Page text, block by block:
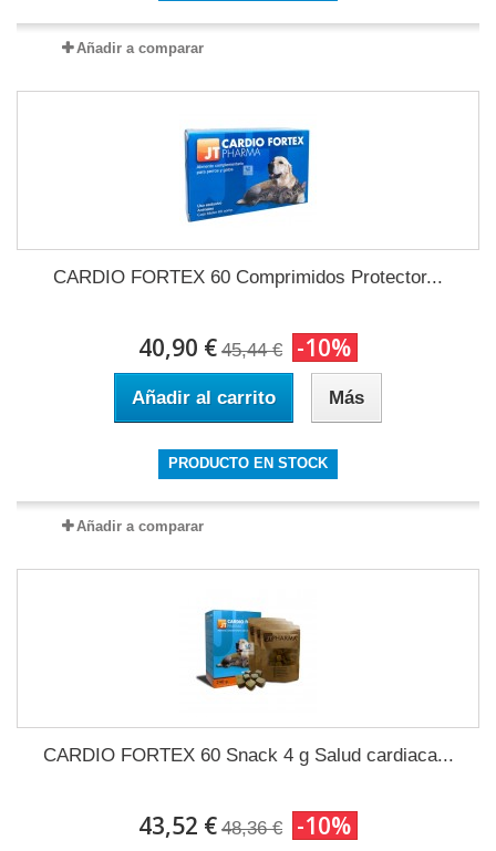
Añadir a comparar
CARDIO FORTEX 60 Comprimidos Protector...
40,90 € 45,44 € -10%
Añadir al carrito Más
PRODUCTO EN STOCK
Añadir a comparar
CARDIO FORTEX 60 Snack 4 g Salud cardiaca...
43,52 € 48,36 € -10%